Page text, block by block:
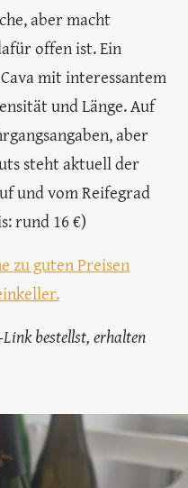
aber macht
offen ist. Ein
mit interessantem
und Länge. Auf
aber
steht aktuell der
und vom Reifegrad
rund 16 €)
zu guten Preisen
bestellst, erhalten